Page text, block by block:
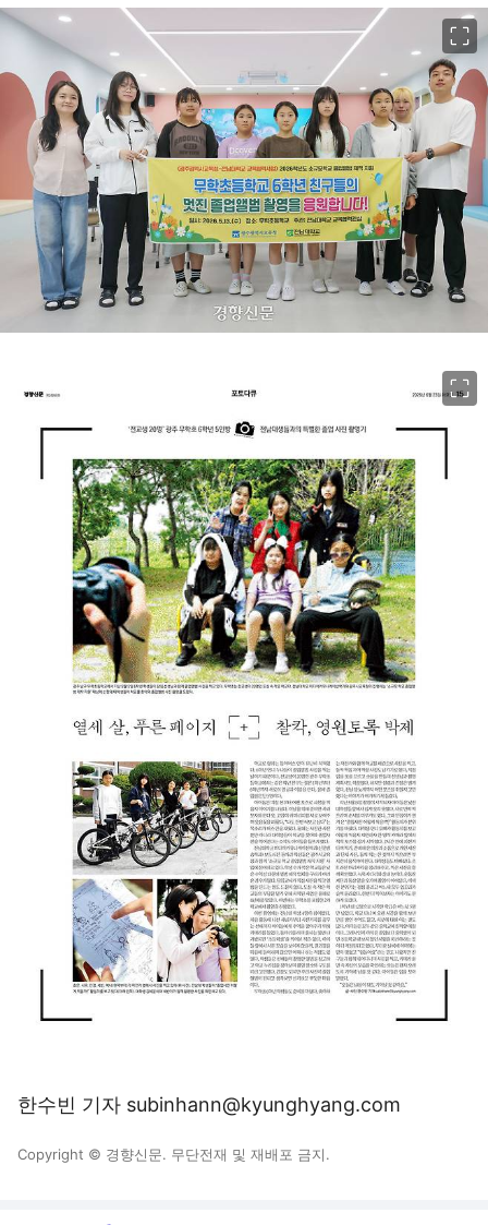
한수빈 기자 subinhann@kyunghyang.com
Copyright © 경향신문. 무단전재 및 재배포 금지.